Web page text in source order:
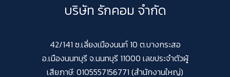
บริษัท รักคอม จำกัด
42/141 ซ.เลี่ยงเมืองนนท์ 10 ต.บางกระสอ
อ.เมืองนนทบุรี จ.นนทบุรี 11000 เลขประจำตัวผู้
เสียภาษี: 0105557156771 (สำนักงานใหญ่)